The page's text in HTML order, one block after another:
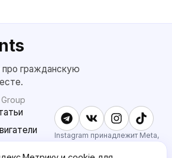
гражданскую
Instagram принадлежит Meta,
запрещённой в РФ.